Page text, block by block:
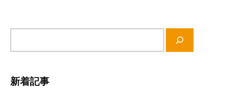
検
新着記事